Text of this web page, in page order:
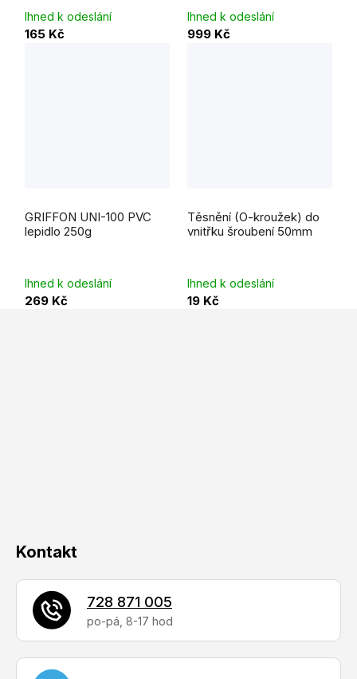
Ihned k odeslání
165 Kč
Ihned k odeslání
999 Kč
GRIFFON UNI-100 PVC
lepidlo 250g
hodnocení
produktu
je
5,0
Ihned k odeslání
269 Kč
Těsnění (O-kroužek) do
vnitřku šroubení 50mm
Ihned k odeslání
19 Kč
Kontakt
728 871 005